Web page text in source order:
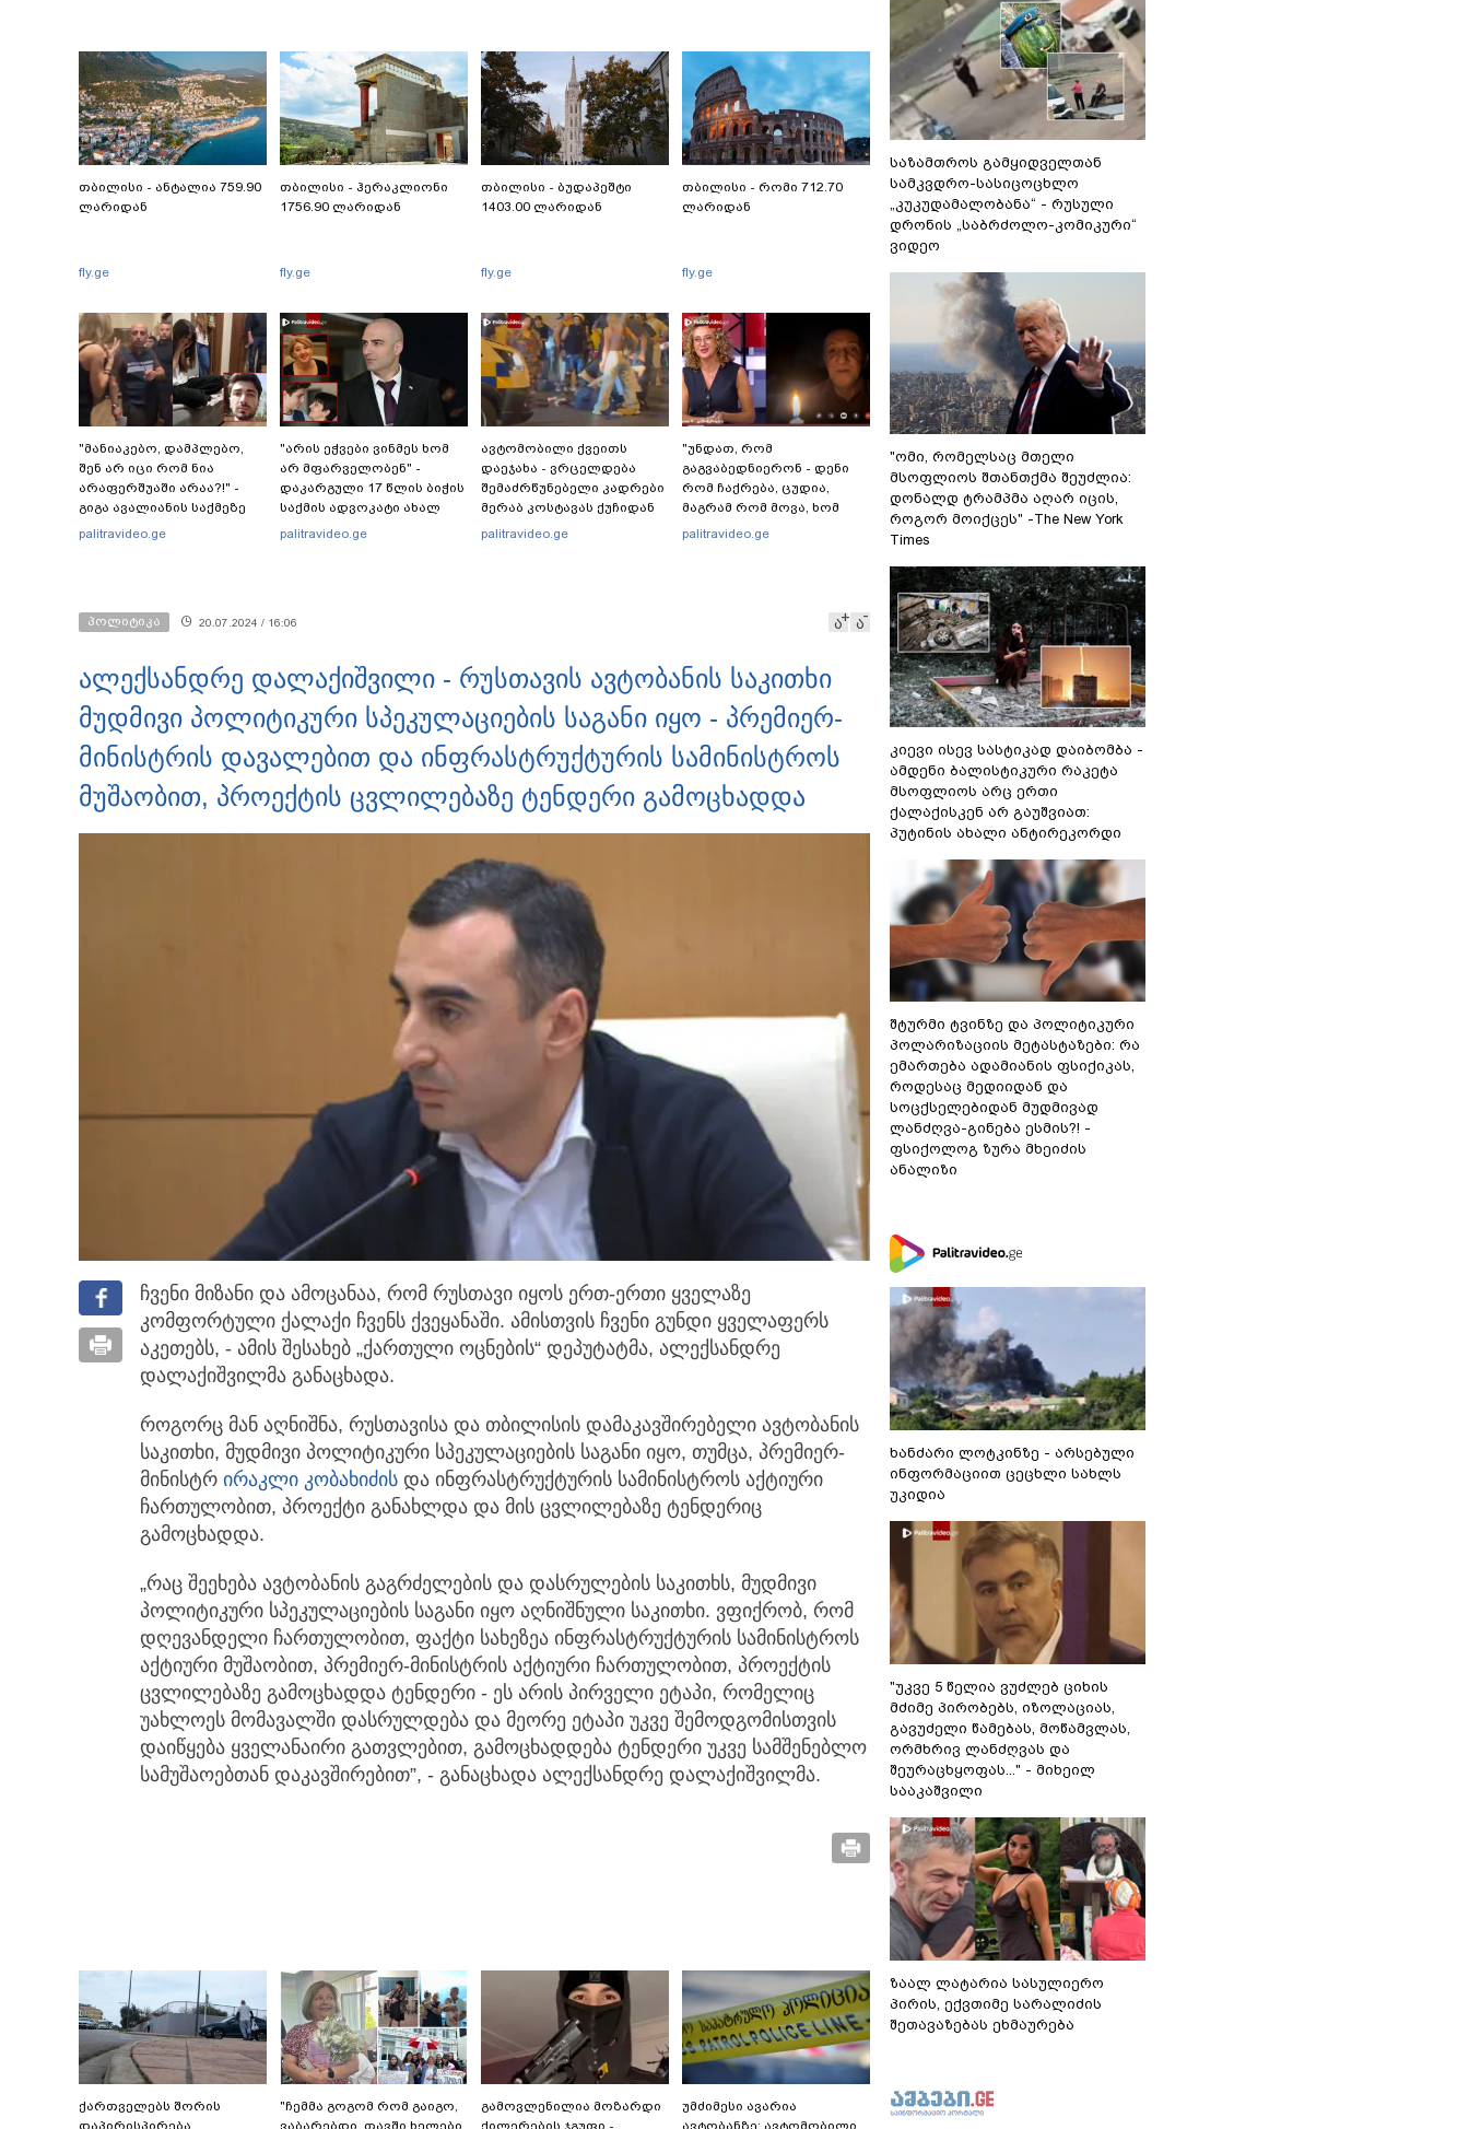
თბილისი - ანტალია 759.90
ლარიდან
fly.ge
თბილისი - ჰერაკლიონი
1756.90 ლარიდან
fly.ge
თბილისი - ბუდაპეშტი
1403.00 ლარიდან
fly.ge
თბილისი - რომი 712.70
ლარიდან
fly.ge
"მანიაკებო, დამპლებო,
შენ არ იცი რომ ნია
არაფერშუაში არაა?!" -
გიგა ავალიანის საქმეზე
ნია იმნაძეს აკავებენ
palitravideo.ge
"არის ეჭვები ვინმეს ხომ
არ მფარველობენ" -
დაკარგული 17 წლის ბიჭის
საქმის ადვოკატი ახალ
გარემოებებზე საუბრობს
palitravideo.ge
ავტომობილი ქვეითს
დაეჯახა - ვრცელდება
შემაძრწუნებელი კადრები
მერაბ კოსტავას ქუჩიდან
palitravideo.ge
"უნდათ, რომ
გაგვაბედნიერონ - დენი
რომ ჩაქრება, ცუდია,
მაგრამ რომ მოვა, ხომ
გაგვეხარდება“ -
palitravideo.ge
პოლიტიკა 20.07.2024 / 16:06 ა ა
ალექსანდრე დალაქიშვილი - რუსთავის ავტობანის საკითხი
მუდმივი პოლიტიკური სპეკულაციების საგანი იყო - პრემიერ-
მინისტრის დავალებით და ინფრასტრუქტურის სამინისტროს
მუშაობით, პროექტის ცვლილებაზე ტენდერი გამოცხადდა
ჩვენი მიზანი და ამოცანაა, რომ რუსთავი იყოს ერთ-ერთი ყველაზე
კომფორტული ქალაქი ჩვენს ქვეყანაში. ამისთვის ჩვენი გუნდი ყველაფერს ­
აკეთებს, - ამის შესახებ „ქართული ოცნების“ დეპუტატმა, ალექსანდრე
დალაქიშვილმა განაცხადა.
როგორც მან აღნიშნა, რუსთავისა და თბილისის დამაკავშირებელი ავტობანის
საკითხი, მუდმივი პოლიტიკური სპეკულაციების საგანი იყო, თუმცა, პრემიერ-
მინისტრ ირაკლი კობახიძის და ინფრასტრუქტურის სამინისტროს აქტიური
ჩართულობით, პროექტი განახლდა და მის ცვლილებაზე ტენდერიც
გამოცხადდა.
„რაც შეეხება ავტობანის გაგრძელების და დასრულების საკითხს, მუდმივი
პოლიტიკური სპეკულაციების საგანი იყო აღნიშნული საკითხი. ვფიქრობ, რომ
დღევანდელი ჩართულობით, ფაქტი სახეზეა ინფრასტრუქტურის სამინისტროს
აქტიური მუშაობით, პრემიერ-მინისტრის აქტიური ჩართულობით, პროექტის
ცვლილებაზე გამოცხადდა ტენდერი - ეს არის პირველი ეტაპი, რომელიც
უახლოეს მომავალში დასრულდება და მეორე ეტაპი უკვე შემოდგომისთვის
დაიწყება ყველანაირი გათვლებით, გამოცხადდება ტენდერი უკვე სამშენებლო
სამუშაოებთან დაკავშირებით”, - განაცხადა ალექსანდრე დალაქიშვილმა.
ქართველებს შორის
დაპირისპირება
"ჩემმა გოგომ რომ გაიგო,
ვაბარებდი, თავში ხელები
გამოვლენილია მოზარდი
ქილერების ჯგუფი -
უმძიმესი ავარია
ავტობანზე: ავტომობილი
საზამთროს გამყიდველთან
სამკვდრო-სასიცოცხლო
„კუკუდამალობანა“ - რუსული
დრონის „საბრძოლო-კომიკური“
ვიდეო
"ომი, რომელსაც მთელი
მსოფლიოს შთანთქმა შეუძლია:
დონალდ ტრამპმა აღარ იცის,
როგორ მოიქცეს" -The New York
Times
კიევი ისევ სასტიკად დაიბომბა -
ამდენი ბალისტიკური რაკეტა
მსოფლიოს არც ერთი
ქალაქისკენ არ გაუშვიათ:
პუტინის ახალი ანტირეკორდი
შტურმი ტვინზე და პოლიტიკური
პოლარიზაციის მეტასტაზები: რა
ემართება ადამიანის ფსიქიკას,
როდესაც მედიიდან და
სოცქსელებიდან მუდმივად
ლანძღვა-გინება ესმის?! -
ფსიქოლოგ ზურა მხეიძის
ანალიზი
ხანძარი ლოტკინზე - არსებული
ინფორმაციით ცეცხლი სახლს
უკიდია
"უკვე 5 წელია ვუძლებ ციხის
მძიმე პირობებს, იზოლაციას,
გავუძელი წამებას, მოწამვლას,
ორმხრივ ლანძღვას და
შეურაცხყოფას..." - მიხეილ
სააკაშვილი
ზაალ ლატარია სასულიერო
პირის, ექვთიმე სარალიძის
შეთავაზებას ეხმაურება